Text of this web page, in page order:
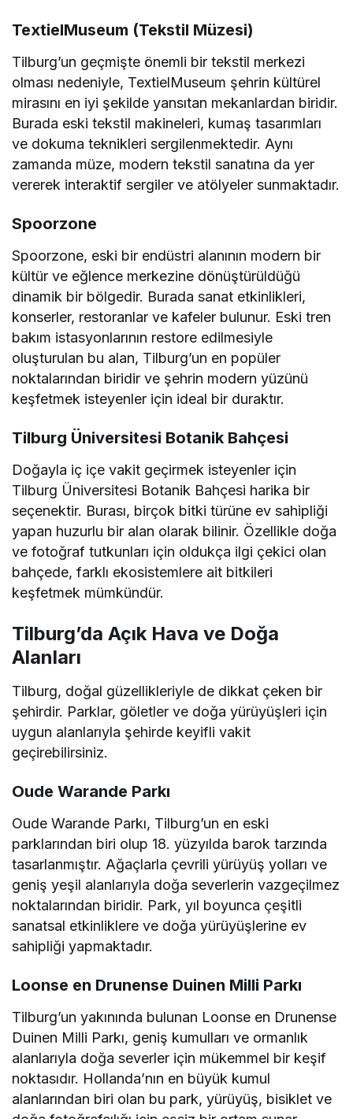
TextielMuseum (Tekstil Müzesi)
Tilburg’un geçmişte önemli bir tekstil merkezi
olması nedeniyle, TextielMuseum şehrin kültürel
mirasını en iyi şekilde yansıtan mekanlardan biridir.
Burada eski tekstil makineleri, kumaş tasarımları
ve dokuma teknikleri sergilenmektedir. Aynı
zamanda müze, modern tekstil sanatına da yer
vererek interaktif sergiler ve atölyeler sunmaktadır.
Spoorzone
Spoorzone, eski bir endüstri alanının modern bir
kültür ve eğlence merkezine dönüştürüldüğü
dinamik bir bölgedir. Burada sanat etkinlikleri,
konserler, restoranlar ve kafeler bulunur. Eski tren
bakım istasyonlarının restore edilmesiyle
oluşturulan bu alan, Tilburg’un en popüler
noktalarından biridir ve şehrin modern yüzünü
keşfetmek isteyenler için ideal bir duraktır.
Tilburg Üniversitesi Botanik Bahçesi
Doğayla iç içe vakit geçirmek isteyenler için
Tilburg Üniversitesi Botanik Bahçesi harika bir
seçenektir. Burası, birçok bitki türüne ev sahipliği
yapan huzurlu bir alan olarak bilinir. Özellikle doğa
ve fotoğraf tutkunları için oldukça ilgi çekici olan
bahçede, farklı ekosistemlere ait bitkileri
keşfetmek mümkündür.
Tilburg’da Açık Hava ve Doğa
Alanları
Tilburg, doğal güzellikleriyle de dikkat çeken bir
şehirdir. Parklar, göletler ve doğa yürüyüşleri için
uygun alanlarıyla şehirde keyifli vakit
geçirebilirsiniz.
Oude Warande Parkı
Oude Warande Parkı, Tilburg’un en eski
parklarından biri olup 18. yüzyılda barok tarzında
tasarlanmıştır. Ağaçlarla çevrili yürüyüş yolları ve
geniş yeşil alanlarıyla doğa severlerin vazgeçilmez
noktalarından biridir. Park, yıl boyunca çeşitli
sanatsal etkinliklere ve doğa yürüyüşlerine ev
sahipliği yapmaktadır.
Loonse en Drunense Duinen Milli Parkı
Tilburg’un yakınında bulunan Loonse en Drunense
Duinen Milli Parkı, geniş kumulları ve ormanlık
alanlarıyla doğa severler için mükemmel bir keşif
noktasıdır. Hollanda’nın en büyük kumul
alanlarından biri olan bu park, yürüyüş, bisiklet ve